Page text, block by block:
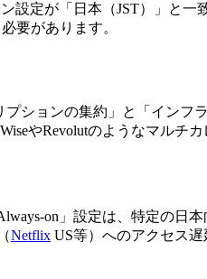
定が「日本（JST）」と一
要があります。
ションの集約」と「インフ
やRevolutのようなマルチ
on」設定は、特定の日
Netflix US等）へのアクセス